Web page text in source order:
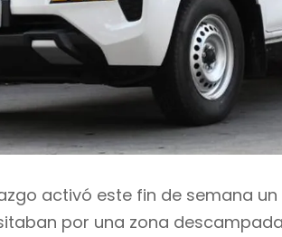
activó este fin de semana
por una zona